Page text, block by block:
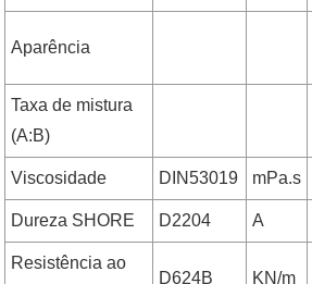
Aparência
Taxa de mistura
(A:B)
Viscosidade DIN53019 mPa.s
Dureza SHORE D2204 A
Resistência ao
D624B KN/m